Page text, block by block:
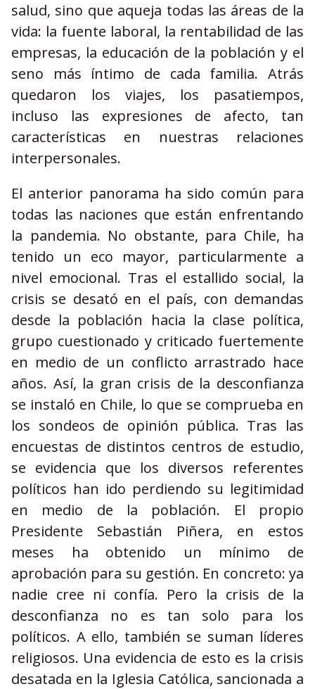
salud, sino que aqueja todas las áreas de la
vida: la fuente laboral, la rentabilidad de las
empresas, la educación de la población y el
seno más íntimo de cada familia. Atrás
quedaron los viajes, los pasatiempos,
incluso las expresiones de afecto, tan
características en nuestras relaciones
interpersonales.
El anterior panorama ha sido común para
todas las naciones que están enfrentando
la pandemia. No obstante, para Chile, ha
tenido un eco mayor, particularmente a
nivel emocional. Tras el estallido social, la
crisis se desató en el país, con demandas
desde la población hacia la clase política,
grupo cuestionado y criticado fuertemente
en medio de un conflicto arrastrado hace
años. Así, la gran crisis de la desconfianza
se instaló en Chile, lo que se comprueba en
los sondeos de opinión pública. Tras las
encuestas de distintos centros de estudio,
se evidencia que los diversos referentes
políticos han ido perdiendo su legitimidad
en medio de la población. El propio
Presidente Sebastián Piñera, en estos
meses ha obtenido un mínimo de
aprobación para su gestión. En concreto: ya
nadie cree ni confía. Pero la crisis de la
desconfianza no es tan solo para los
políticos. A ello, también se suman líderes
religiosos. Una evidencia de esto es la crisis
desatada en la Iglesia Católica, sancionada a